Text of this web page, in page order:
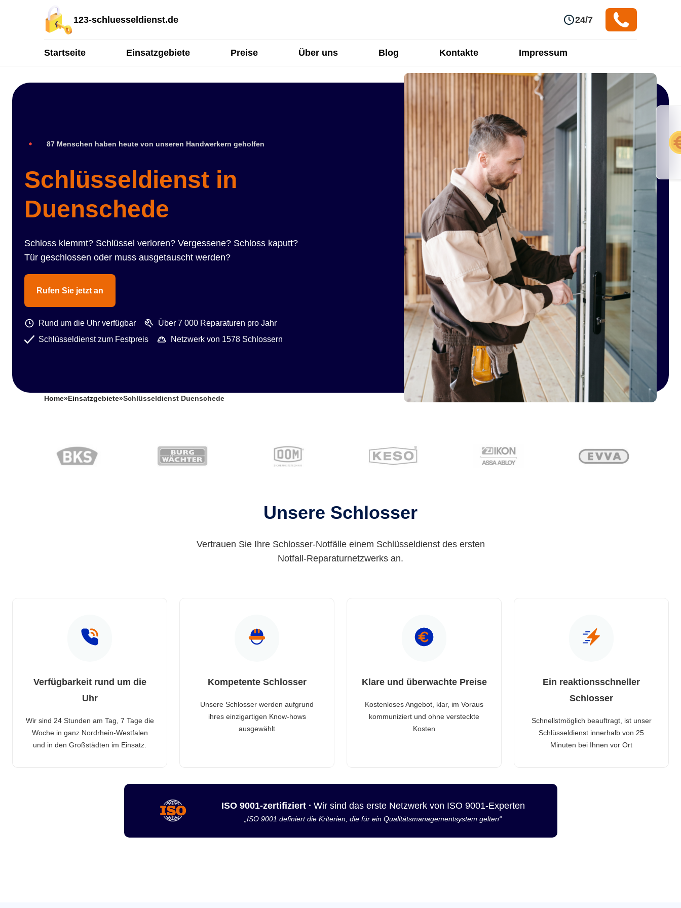
123-schluesseldienst.de 24/7
Startseite Einsatzgebiete Preise Über uns Blog Kontakte Impressum
87 Menschen haben heute von unseren Handwerkern geholfen
Schlüsseldienst in
Duenschede
Schloss klemmt? Schlüssel verloren? Vergessene? Schloss kaputt?
Tür geschlossen oder muss ausgetauscht werden?
Rufen Sie jetzt an
Rund um die Uhr verfügbar
Über 7 000 Reparaturen pro Jahr
Schlüsseldienst zum Festpreis
Netzwerk von 1578 Schlossern
Home» Einsatzgebiete»Schlüsseldienst Duenschede
Unsere Schlosser
Vertrauen Sie Ihre Schlosser-Notfälle einem Schlüsseldienst des ersten
Notfall-Reparaturnetzwerks an.
Verfügbarkeit rund um die
Uhr
Wir sind 24 Stunden am Tag, 7 Tage die
Woche in ganz Nordrhein-Westfalen
und in den Großstädten im Einsatz.
Kompetente Schlosser
Unsere Schlosser werden aufgrund
ihres einzigartigen Know-hows
ausgewählt
Klare und überwachte Preise
Kostenloses Angebot, klar, im Voraus
kommuniziert und ohne versteckte
Kosten
Ein reaktionsschneller
Schlosser
Schnellstmöglich beauftragt, ist unser
Schlüsseldienst innerhalb von 25
Minuten bei Ihnen vor Ort
ISO 9001-zertifiziert · Wir sind das erste Netzwerk von ISO 9001-Experten
„ISO 9001 definiert die Kriterien, die für ein Qualitätsmanagementsystem gelten“